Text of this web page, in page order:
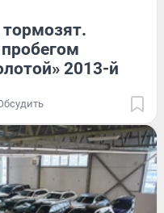
тормозят.
2013-й